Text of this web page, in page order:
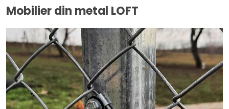
Mobilier din metal LOFT